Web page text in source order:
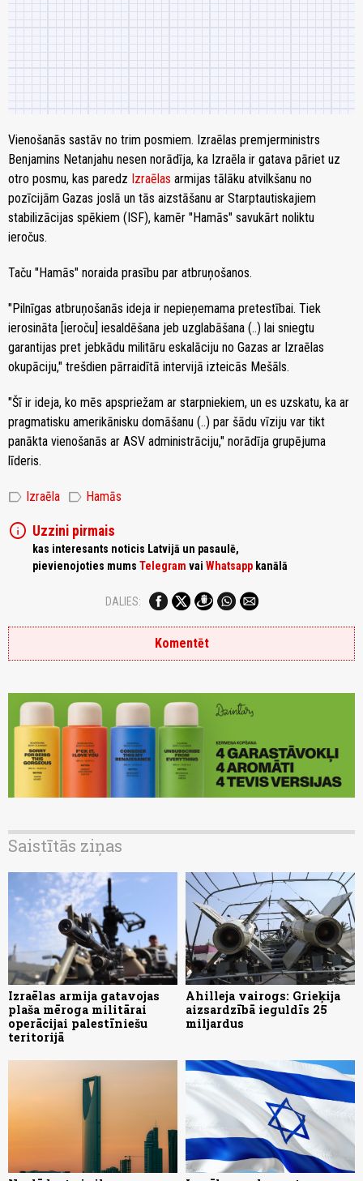
Vienošanās sastāv no trim posmiem. Izraēlas premjerministrs
Benjamins Netanjahu nesen norādīja, ka Izraēla ir gatava pāriet uz
otro posmu, kas paredz Izraēlas armijas tālāku atvilkšanu no
pozīcijām Gazas joslā un tās aizstāšanu ar Starptautiskajiem
stabilizācijas spēkiem (ISF), kamēr "Hamās" savukārt noliktu
ieročus.
Taču "Hamās" noraida prasību par atbruņošanos.
"Pilnīgas atbruņošanās ideja ir nepieņemama pretestībai. Tiek
ierosināta [ieroču] iesaldēšana jeb uzglabāšana (..) lai sniegtu
garantijas pret jebkādu militāru eskalāciju no Gazas ar Izraēlas
okupāciju," trešdien pārraidītā intervijā izteicās Mešāls.
"Šī ir ideja, ko mēs apspriežam ar starpniekiem, un es uzskatu, ka ar
pragmatisku amerikānisku domāšanu (..) par šādu vīziju var tikt
panākta vienošanās ar ASV administrāciju," norādīja grupējuma
līderis.
label Izraēla label Hamās
info Uzzini pirmais
kas interesants noticis Latvijā un pasaulē,
pievienojoties mums Telegram vai Whatsapp kanālā
DALIES:
Komentēt
Saistītās ziņas
Izraēlas armija gatavojas
plaša mēroga militārai
operācijai palestīniešu
teritorijā
Ahilleja vairogs: Grieķija
aizsardzībā ieguldīs 25
miljardus